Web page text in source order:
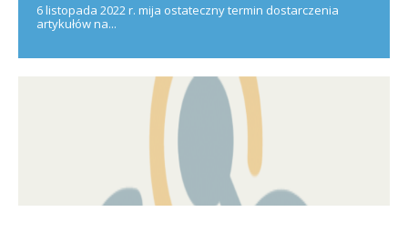
6 listopada 2022 r. mija ostateczny termin dostarczenia
artykułów na...